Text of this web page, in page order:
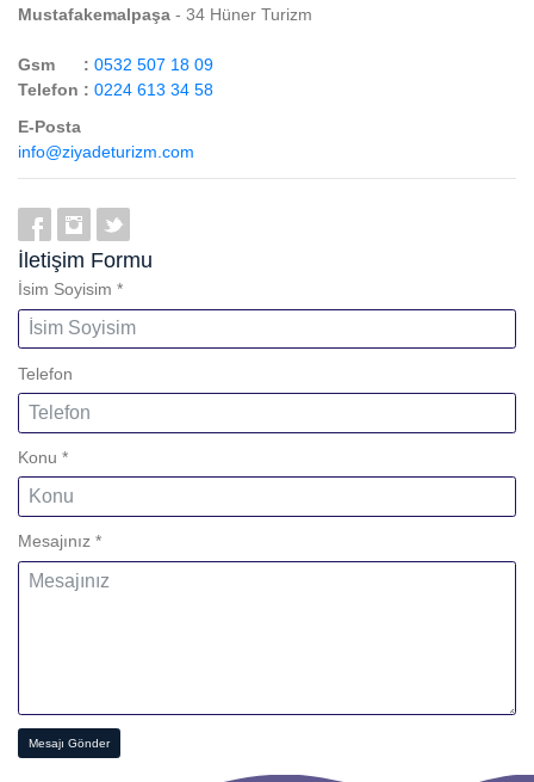
Mustafakemalpaşa - 34 Hüner Turizm
Gsm : 0532 507 18 09
Telefon : 0224 613 34 58
E-Posta
info@ziyadeturizm.com
İletişim Formu
İsim Soyisim *
Telefon
Konu *
Mesajınız *